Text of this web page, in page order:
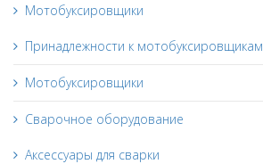
Мотобуксировщики
Принадлежности к мотобуксировщикам
Мотобуксировщики
Сварочное оборудование
Аксессуары для сварки